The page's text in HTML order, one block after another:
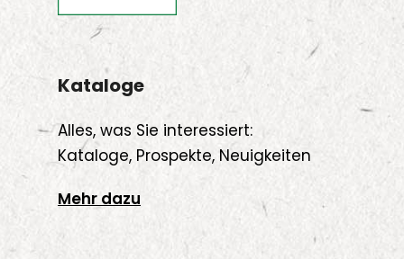
Kataloge
Alles, was Sie interessiert:
Kataloge, Prospekte, Neuigkeiten
Mehr dazu